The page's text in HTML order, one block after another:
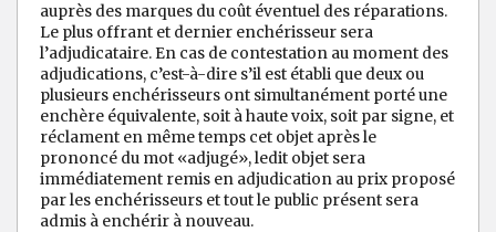
auprès des marques du coût éventuel des réparations.
Le plus offrant et dernier enchérisseur sera
l’adjudicataire. En cas de contestation au moment des
adjudications, c’est-à-dire s’il est établi que deux ou
plusieurs enchérisseurs ont simultanément porté une
enchère équivalente, soit à haute voix, soit par signe, et
réclament en même temps cet objet après le
prononcé du mot «adjugé», ledit objet sera
immédiatement remis en adjudication au prix proposé
par les enchérisseurs et tout le public présent sera
admis à enchérir à nouveau.